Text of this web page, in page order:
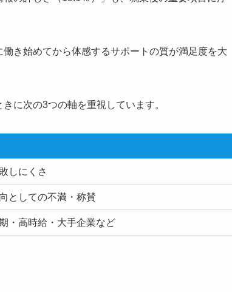
き始めてから体感するサポートの質が満足度を大
に次の3つの軸を重視しています。
しにくさ
としての不満・称賛
・高時給・大手企業など